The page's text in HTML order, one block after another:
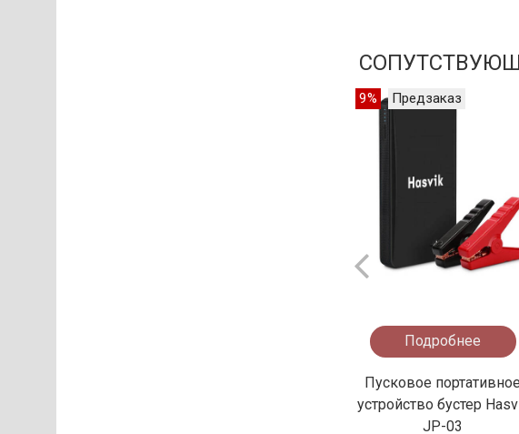
9% Предзаказ
Подробнее
Пусковое портативное
устройство бустер
JP-03